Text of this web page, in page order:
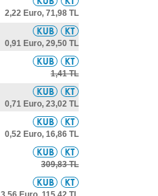
2,22 Euro, 71,98 TL
0,91 Euro, 29,50 TL
1,41 TL
0,71 Euro, 23,02 TL
0,52 Euro, 16,86 TL
309,83 TL